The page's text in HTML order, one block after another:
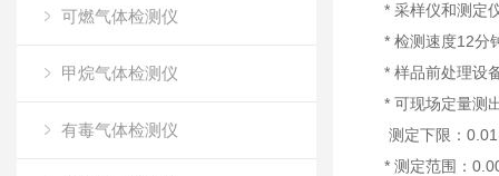
可燃气体检测仪
甲烷气体检测仪
有毒气体检测仪
* 采样仪和测定
* 检测速度12分
* 样品前处理设
* 可现场定量测
测定下限：
* 测定范围：